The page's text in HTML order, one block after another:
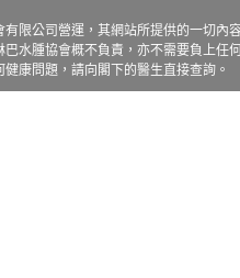
限公司營運，其網站所提供的一切
水腫協會概不負責，亦不需要負上
康問題，請向閣下的醫生直接查詢。